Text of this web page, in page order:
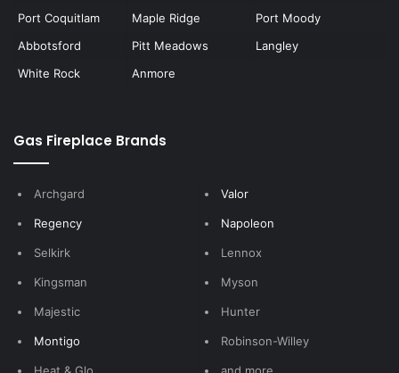
Port Coquitlam
Maple Ridge
Port Moody
Abbotsford
Pitt Meadows
Langley
White Rock
Anmore
Gas Fireplace Brands
Archgard
Regency
Selkirk
Kingsman
Majestic
Montigo
Heat & Glo
Valor
Napoleon
Lennox
Myson
Hunter
Robinson-Willey
and more